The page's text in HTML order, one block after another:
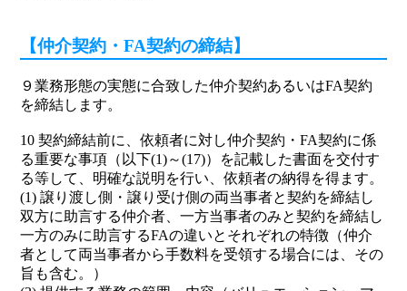
【仲介契約・FA契約の締結】
９業務形態の実態に合致した仲介契約あるいはFA契約
を締結します。
10 契約締結前に、依頼者に対し仲介契約・FA契約に係
る重要な事項（以下(1)～(17)）を記載した書面を交付す
る等して、明確な説明を行い、依頼者の納得を得ます。
(1) 譲り渡し側・譲り受け側の両当事者と契約を締結し
双方に助言する仲介者、一方当事者のみと契約を締結し
一方のみに助言するFAの違いとそれぞれの特徴（仲介
者として両当事者から手数料を受領する場合には、その
旨も含む。）